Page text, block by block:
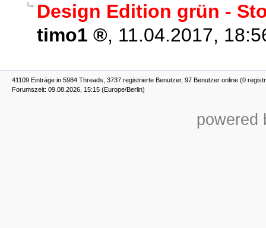
Design Edition grün -
timo1
, 11.04.2017,
41109 Einträge in 5984 Threads, 3737 registrierte Benutzer, 97 Benutzer online (0
Forumszeit: 09.08.2026, 15:15 (Europe/Berlin)
powered